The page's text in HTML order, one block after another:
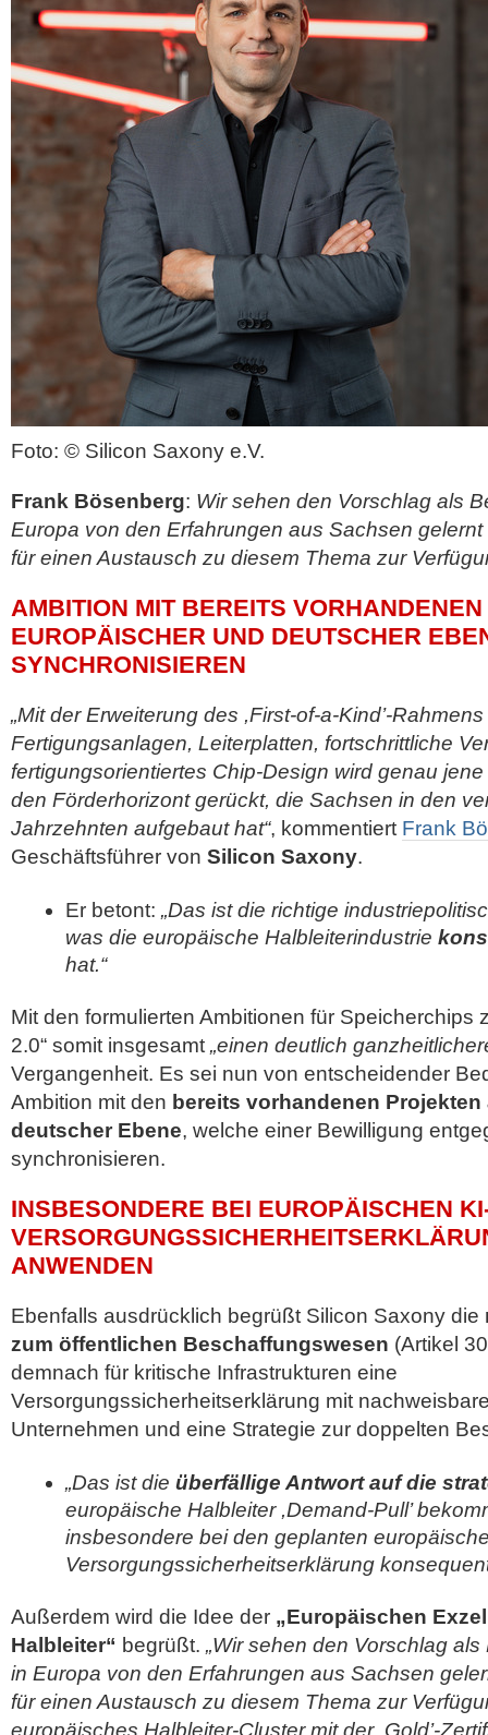
Foto: © Silicon Saxony e.V.
Frank Bösenberg: Wir sehen den Vorschlag als
Europa von den Erfahrungen aus Sachsen
für einen Austausch zu diesem Thema zur
AMBITION MIT BEREITS
EUROPÄISCHER UND DEUTSCHER
SYNCHRONISIEREN
„Mit der Erweiterung des ,First-of-a-Kind’-
Fertigungsanlagen, Leiterplatten, fortschrittliche
fertigungsorientiertes Chip-Design wird genau
den Förderhorizont gerückt, die Sachsen in den
Jahrzehnten aufgebaut hat“, kommentiert Frank
Geschäftsführer von Silicon Saxony.
Er betont: „Das ist die richtige
was die europäische Halbleiterindustrie
hat.“
Mit den formulierten Ambitionen für Speicherchips
2.0“ somit insgesamt „einen deutlich
Vergangenheit. Es sei nun von entscheidender
Ambition mit den bereits vorhandenen
deutscher Ebene, welche einer Bewilligung
synchronisieren.
INSBESONDERE BEI EUROPÄISCHEN
ANWENDEN
Ebenfalls ausdrücklich begrüßt Silicon Saxony die
zum öffentlichen Beschaffungswesen (Artikel
demnach für kritische Infrastrukturen eine
Versorgungssicherheitserklärung mit
Unternehmen und eine Strategie zur doppelten
„Das ist die überfällige Antwort auf die
europäische Halbleiter ,Demand-Pull’
insbesondere bei den geplanten
Versorgungssicherheitserklärung
Außerdem wird die Idee der „Europäischen
Halbleiter“ begrüßt. „Wir sehen den Vorschlag
in Europa von den Erfahrungen aus Sachsen
für einen Austausch zu diesem Thema zur
europäisches Halbleiter-Cluster mit der ,Gold’-